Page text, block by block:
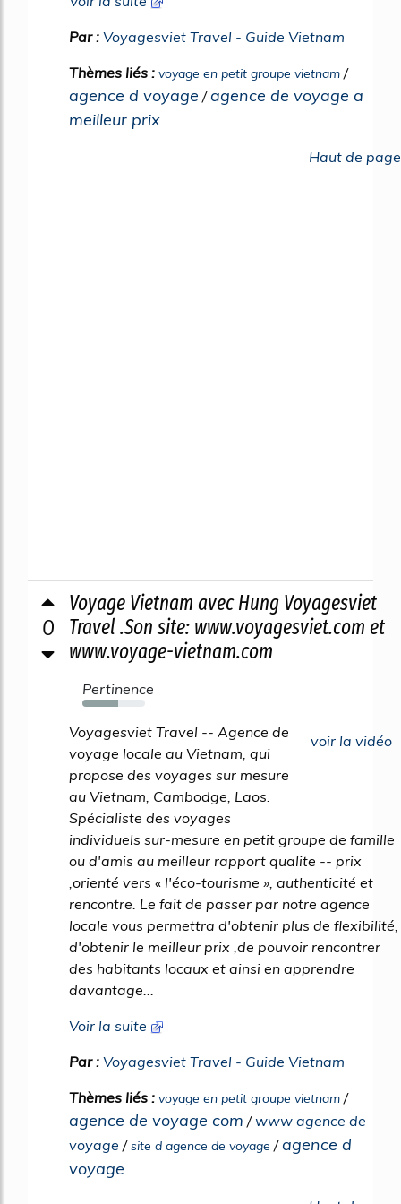
Par : Voyagesviet Travel - Guide Vietnam
Thèmes liés : voyage en petit groupe vietnam /
agence d voyage /agence de voyage a
meilleur prix
Haut de page
0
Voyage Vietnam avec Hung Voyagesviet
Travel .Son site: www.voyagesviet.com et
www.voyage-vietnam.com
Pertinence
57%
voir la vidéo
Voyagesviet Travel -- Agence de
voyage locale au Vietnam, qui
propose des voyages sur mesure
au Vietnam, Cambodge, Laos.
Spécialiste des voyages
individuels sur-mesure en petit groupe de famille
ou d'amis au meilleur rapport qualite -- prix
,orienté vers « l'éco-tourisme », authenticité et
rencontre. Le fait de passer par notre agence
locale vous permettra d'obtenir plus de flexibilité,
d'obtenir le meilleur prix ,de pouvoir rencontrer
des habitants locaux et ainsi en apprendre
davantage...
Voir la suite
Par : Voyagesviet Travel - Guide Vietnam
Thèmes liés : voyage en petit groupe vietnam /
agence de voyage com /www agence de
voyage /site d agence de voyage /agence d
voyage